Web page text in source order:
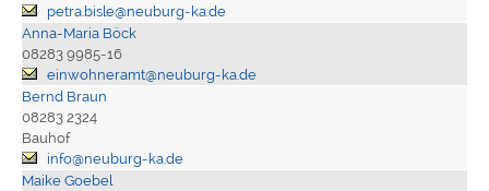
petra.bisle@neuburg-ka.de
Anna-Maria Böck
08283 9985-16
einwohneramt@neuburg-ka.de
Bernd Braun
08283 2324
Bauhof
info@neuburg-ka.de
Maike Goebel